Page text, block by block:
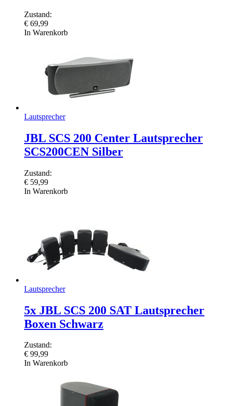
Zustand:
€ 69,99
In Warenkorb
Lautsprecher
JBL SCS 200 Center Lautsprecher
SCS200CEN Silber
Zustand:
€ 59,99
In Warenkorb
Lautsprecher
5x JBL SCS 200 SAT Lautsprecher
Boxen Schwarz
Zustand:
€ 99,99
In Warenkorb